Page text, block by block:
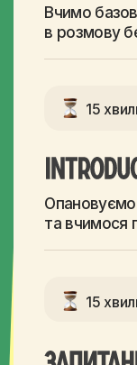
Дізнаємося,
Вчимося
за допомогою